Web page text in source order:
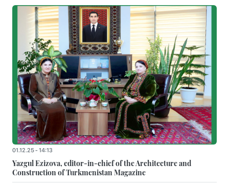
01.12.25 - 14:13
Yazgul Ezizova, editor-in-chief of the Architecture and
Construction of Turkmenistan Magazine